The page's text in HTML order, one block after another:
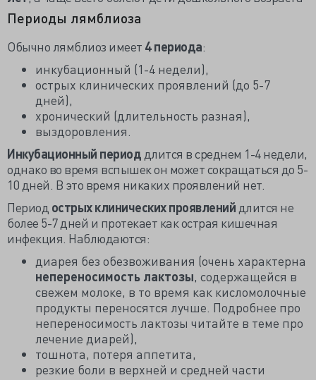
Периоды лямблиоза
Обычно лямблиоз имеет 4 периода:
инкубационный (1-4 недели),
острых клинических проявлений (до 5-7
дней),
хронический (длительность разная),
выздоровления.
Инкубационный период длится в среднем 1-4 недели,
однако во время вспышек он может сокращаться до 5-
10 дней. В это время никаких проявлений нет.
Период острых клинических проявлений длится не
более 5-7 дней и протекает как острая кишечная
инфекция. Наблюдаются:
диарея без обезвоживания (очень характерна
непереносимость лактозы, содержащейся в
свежем молоке, в то время как кисломолочные
продукты переносятся лучше. Подробнее про
непереносимость лактозы читайте в теме про
лечение диарей),
тошнота, потеря аппетита,
резкие боли в верхней и средней части